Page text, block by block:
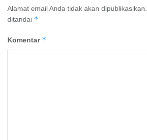
Alamat email Anda tidak akan dipublikasikan.
ditandai *
Komentar *